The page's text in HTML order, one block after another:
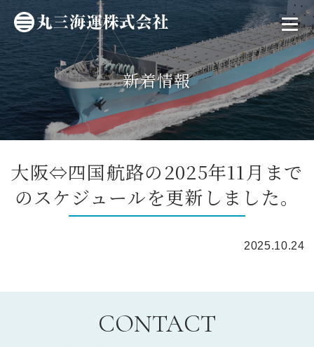
新着情報
大阪⇔四国航路の2025年11月まで
のスケジュールを更新しました。
2025.10.24
CONTACT